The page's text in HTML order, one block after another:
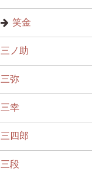
笑金
三ノ助
三弥
三幸
三四郎
三段